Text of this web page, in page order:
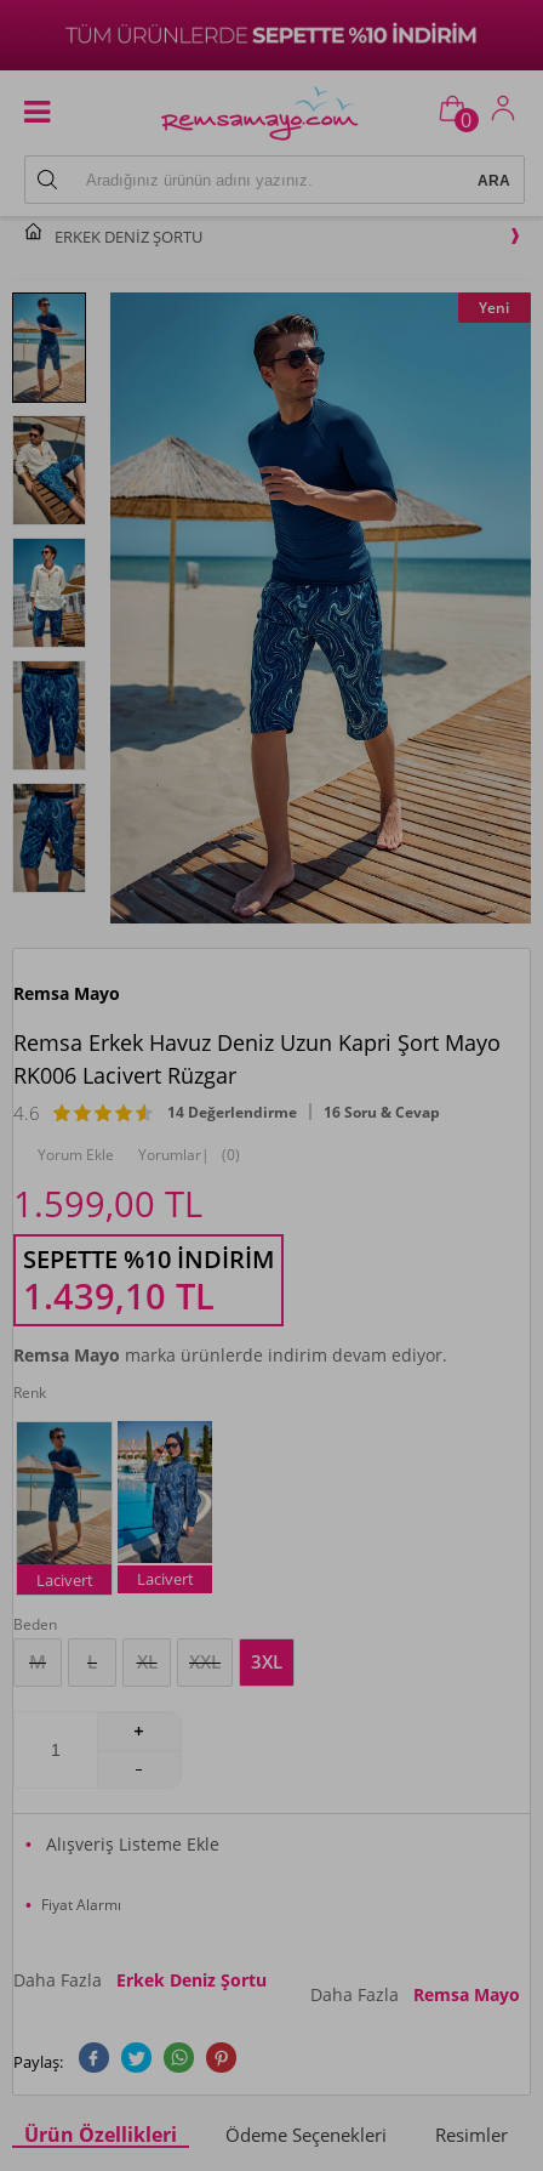
0
ERKEK DENIZ ŞORTU
Yeni
Remsa Mayo
Remsa Erkek Havuz Deniz Uzun Kapri Şort Mayo
RK006 Lacivert Rüzgar
4.6 14 Değerlendirme 16 Soru & Cevap
Yorum Ekle Yorumlar| (0)
1.599,00 TL
SEPETTE %10 İNDIRIM
1.439,10 TL
Remsa Mayo marka ürünlerde indirim devam ediyor.
Renk
Lacivert Lacivert
Beden
M L XL XXL 3XL
Alışveriş Listeme Ekle
Fiyat Alarmı
Daha Fazla Erkek Deniz Şortu
Daha Fazla Remsa Mayo
Paylaş:
Ürün Özellikleri Ödeme Seçenekleri Resimler